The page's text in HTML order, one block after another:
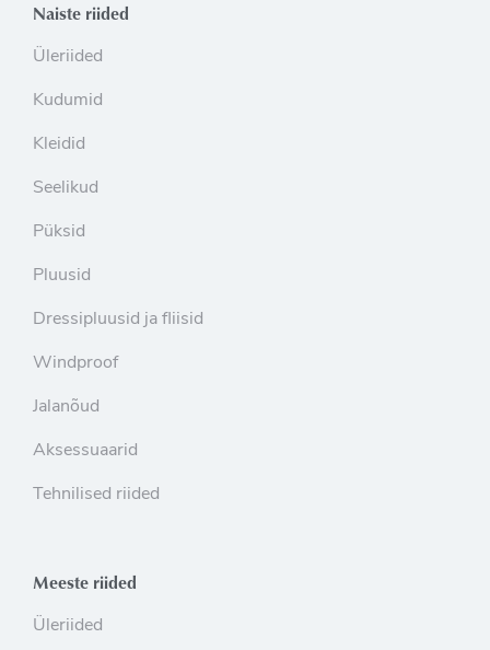
Naiste riided
Üleriided
Kudumid
Kleidid
Seelikud
Püksid
Pluusid
Dressipluusid ja fliisid
Windproof
Jalanõud
Aksessuaarid
Tehnilised riided
Meeste riided
Üleriided